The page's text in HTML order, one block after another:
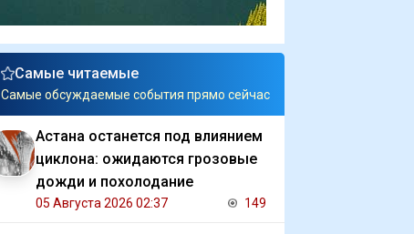
Самые читаемые
Самые обсуждаемые события прямо сейчас
Астана останется под влиянием
циклона: ожидаются грозовые
дожди и похолодание
05 Августа 2026 02:37 149